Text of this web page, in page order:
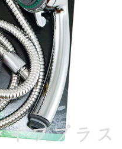
或監護人之同意方可使用
起之損失，本公司不負相關責
別帳號之用戶狀況，依本公司即
足之情形，本公司將視審查結果
註冊。若發現惡意使用之情形，
使用額度並採取法律行動。
運費
運費